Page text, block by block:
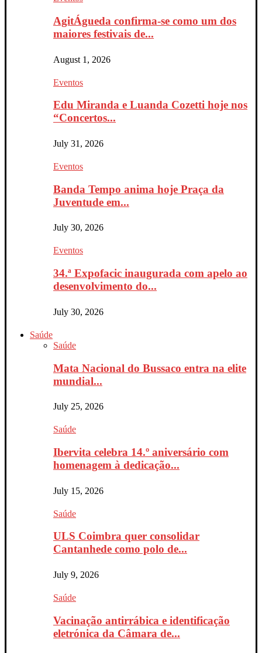
AgitÁgueda confirma-se como um dos
maiores festivais de...
August 1, 2026
Eventos
Edu Miranda e Luanda Cozetti hoje nos
“Concertos...
July 31, 2026
Eventos
Banda Tempo anima hoje Praça da
Juventude em...
July 30, 2026
Eventos
34.ª Expofacic inaugurada com apelo ao
desenvolvimento do...
July 30, 2026
Saúde
Saúde
Mata Nacional do Bussaco entra na elite
mundial...
July 25, 2026
Saúde
Ibervita celebra 14.º aniversário com
homenagem à dedicação...
July 15, 2026
Saúde
ULS Coimbra quer consolidar
Cantanhede como polo de...
July 9, 2026
Saúde
Vacinação antirrábica e identificação
eletrónica da Câmara de...